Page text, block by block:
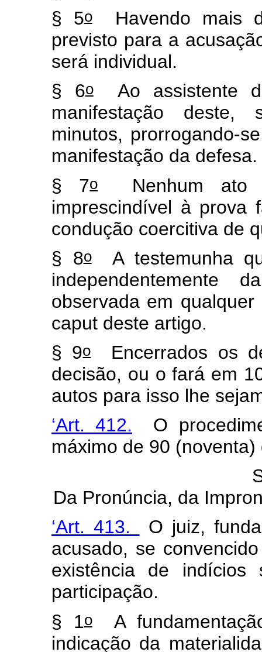
§ 5oHavendo mais
previsto para a
será individual.
§ 6oAo assistente
manifestação deste,
minutos, prorrogando-
manifestação da defesa.
§ 7oNenhum ato
imprescindível à prova
condução coercitiva de
§ 8oA testemunha
independentemente
observada em
caput deste artigo.
§ 9oEncerrados os
decisão, ou o fará em
autos para isso lhe
‘Art. 412. O
máximo de 90 (noventa)
Da Pronúncia, da
‘Art. 413.
O juiz,
acusado, se
existência de
participação.
§ 1oA
indicação da